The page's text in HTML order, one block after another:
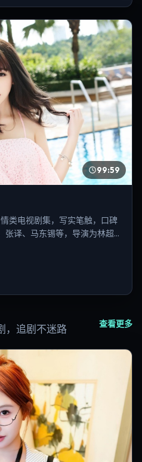
99:59
类电视剧集，写实笔触，口碑
张译、马东锡等，导演为林超
，追剧不迷路 查看更多